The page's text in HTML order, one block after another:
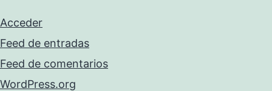
Acceder
Feed de entradas
Feed de comentarios
WordPress.org